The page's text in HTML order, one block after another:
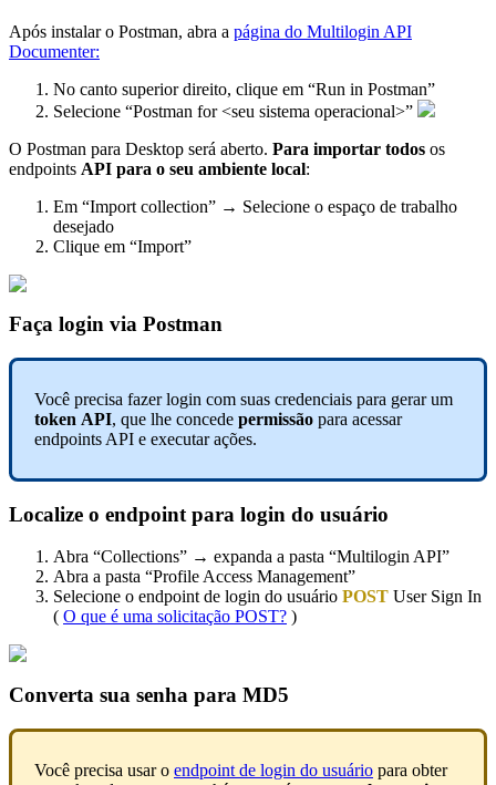
Após instalar o Postman, abra a página do Multilogin API
Documenter:
No canto superior direito, clique em “Run in Postman”
Selecione “Postman for <seu sistema operacional>”
O Postman para Desktop será aberto. Para importar todos os
endpoints API para o seu ambiente local:
Em “Import collection” → Selecione o espaço de trabalho
desejado
Clique em “Import”
Faça login via Postman
Você precisa fazer login com suas credenciais para gerar um
token API, que lhe concede permissão para acessar
endpoints API e executar ações.
Localize o endpoint para login do usuário
Abra “Collections” → expanda a pasta “Multilogin API”
Abra a pasta “Profile Access Management”
Selecione o endpoint de login do usuário POST User Sign In
( O que é uma solicitação POST? )
Converta sua senha para MD5
Você precisa usar o endpoint de login do usuário para obter